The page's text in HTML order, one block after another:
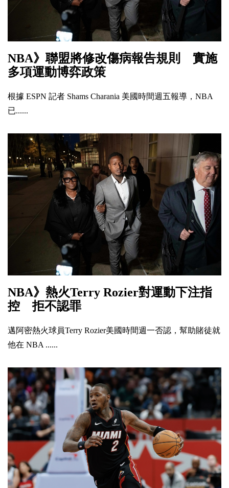
NBA》聯盟將修改傷病報告規則 實施
多項運動博弈政策
根據 ESPN 記者 Shams Charania 美國時間週五報導，NBA
已......
NBA》熱火Terry Rozier對運動下注指
控 拒不認罪
邁阿密熱火球員Terry Rozier美國時間週一否認，幫助賭徒就
他在 NBA ......